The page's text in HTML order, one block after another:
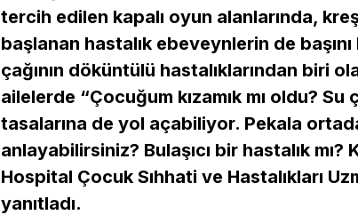
tercih edilen kapalı oyun alanlarında,
başlanan hastalık ebeveynlerin de
çağının döküntülü hastalıklarından biri
ailelerde “Çocuğum kızamık mı oldu?
tasalarına de yol açabiliyor. Pekala
anlayabilirsiniz? Bulaşıcı bir hastalık
Hospital Çocuk Sıhhati ve Hastalıkları
yanıtladı.